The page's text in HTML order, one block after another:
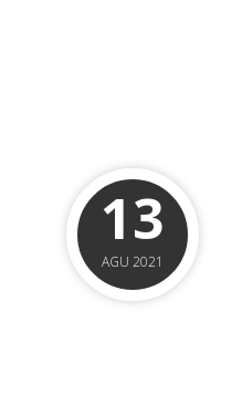
13
AGU 2021